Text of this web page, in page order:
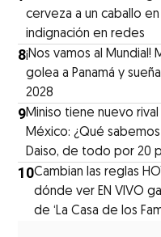
cerveza a un caballo
indignación en redes
8¡Nos vamos al Mundial!
golea a Panamá y
2028
9Miniso tiene nuevo
México: ¿Qué
Daiso, de todo por 20
10Cambian las reglas
dónde ver EN VIVO
de ‘La Casa de los